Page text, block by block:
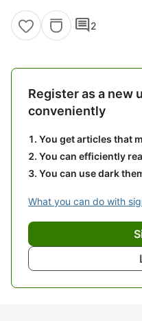
comment2
Register as a new
conveniently
You get articles that
You can efficiently
You can use dark
What you can do with